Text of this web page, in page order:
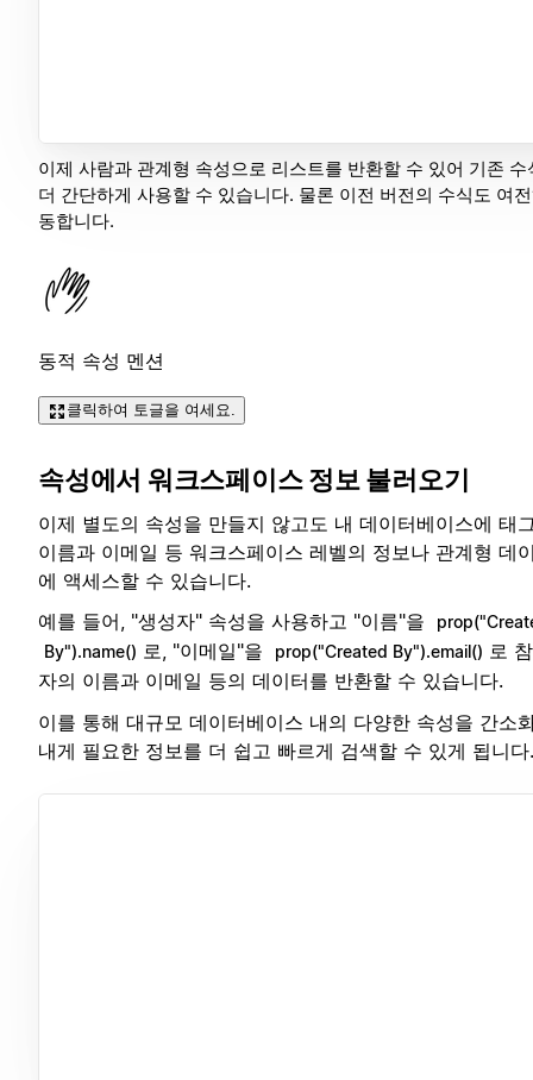
이제 사람과 관계형 속성으로 리스트를 반환할 수 있어 기존 수
더 간단하게 사용할 수 있습니다. 물론 이전 버전의 수식도 여
동합니다.
동적 속성 멘션
클릭하여 토글을 여세요.
속성에서 워크스페이스 정보 불러오기
이제 별도의 속성을 만들지 않고도 내 데이터베이스에 태
이름과 이메일 등 워크스페이스 레벨의 정보나 관계형 데
에 액세스할 수 있습니다.
예를 들어, "생성자" 속성을 사용하고 "이름"을
By").name() 로, "이메일"을 prop("Created By").email() 로
자의 이름과 이메일 등의 데이터를 반환할 수 있습니다.
이를 통해 대규모 데이터베이스 내의 다양한 속성을 간소
내게 필요한 정보를 더 쉽고 빠르게 검색할 수 있게 됩니다.